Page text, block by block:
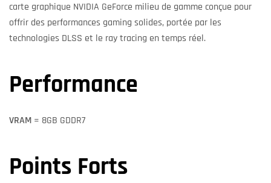
carte graphique NVIDIA GeForce milieu de gamme conçue pour
offrir des performances gaming solides, portée par les
technologies DLSS et le ray tracing en temps réel.
Performance
VRAM = 8GB GDDR7
Points Forts